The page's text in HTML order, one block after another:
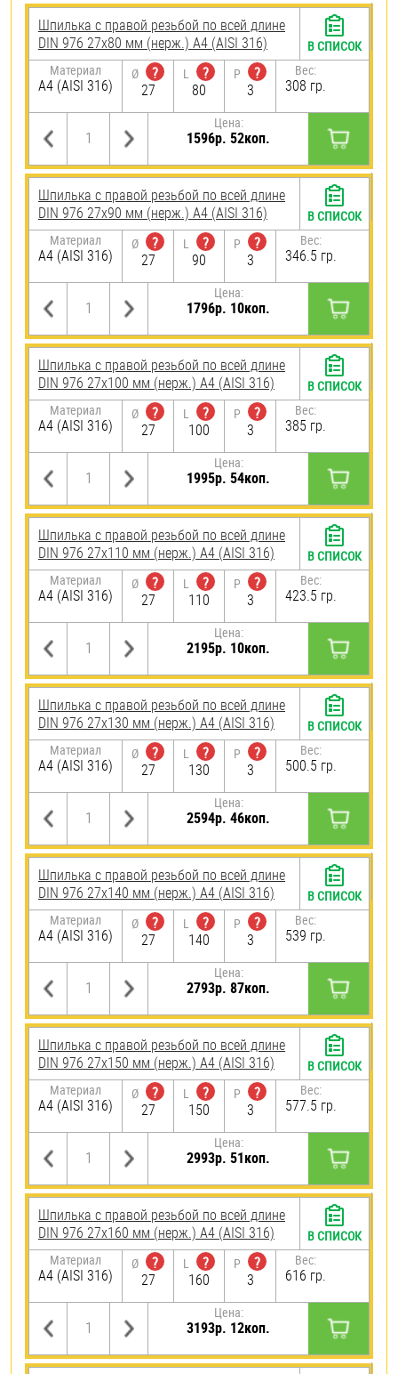
Шпилька с правой резьбой по всей длине
DIN 976 27х80 мм (нерж.) A4 (AISI 316)
Материал
A4 (AISI 316)
Ø
?
27
L
?
80
P
?
3
Вес:
308 гр.
Цена:
1596р. 52коп.
В СПИСОК
Шпилька с правой резьбой по всей длине
DIN 976 27х90 мм (нерж.) A4 (AISI 316)
Материал
A4 (AISI 316)
Ø
?
27
L
?
90
P
?
3
Вес:
346.5 гр.
Цена:
1796р. 10коп.
В СПИСОК
Шпилька с правой резьбой по всей длине
DIN 976 27х100 мм (нерж.) A4 (AISI 316)
Материал
A4 (AISI 316)
Ø
?
27
L
?
100
P
?
3
Вес:
385 гр.
Цена:
1995р. 54коп.
В СПИСОК
Шпилька с правой резьбой по всей длине
DIN 976 27х110 мм (нерж.) A4 (AISI 316)
Материал
A4 (AISI 316)
Ø
?
27
L
?
110
P
?
3
Вес:
423.5 гр.
Цена:
2195р. 10коп.
В СПИСОК
Шпилька с правой резьбой по всей длине
DIN 976 27х130 мм (нерж.) A4 (AISI 316)
Материал
A4 (AISI 316)
Ø
?
27
L
?
130
P
?
3
Вес:
500.5 гр.
Цена:
2594р. 46коп.
В СПИСОК
Шпилька с правой резьбой по всей длине
DIN 976 27х140 мм (нерж.) A4 (AISI 316)
Материал
A4 (AISI 316)
Ø
?
27
L
?
140
P
?
3
Вес:
539 гр.
Цена:
2793р. 87коп.
В СПИСОК
Шпилька с правой резьбой по всей длине
DIN 976 27х150 мм (нерж.) A4 (AISI 316)
Материал
A4 (AISI 316)
Ø
?
27
L
?
150
P
?
3
Вес:
577.5 гр.
Цена:
2993р. 51коп.
В СПИСОК
Шпилька с правой резьбой по всей длине
DIN 976 27х160 мм (нерж.) A4 (AISI 316)
Материал
A4 (AISI 316)
Ø
?
27
L
?
160
P
?
3
Вес:
616 гр.
Цена:
3193р. 12коп.
В СПИСОК